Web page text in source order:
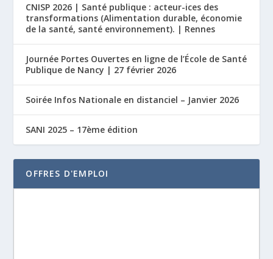
CNISP 2026 | Santé publique : acteur-ices des
transformations (Alimentation durable, économie
de la santé, santé environnement). | Rennes
Journée Portes Ouvertes en ligne de l’École de Santé
Publique de Nancy | 27 février 2026
Soirée Infos Nationale en distanciel – Janvier 2026
SANI 2025 – 17ème édition
OFFRES D'EMPLOI